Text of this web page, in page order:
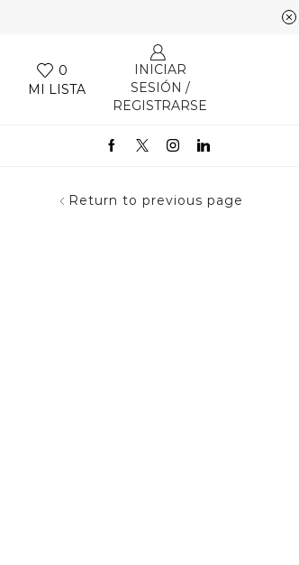
0
MI LISTA
INICIAR
SESIÓN /
REGISTRARSE
Return to previous page